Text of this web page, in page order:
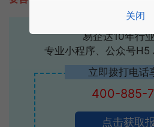
易企达10年行
专业小程序、公众号H5
立即拨打电话
400-885-
点击获取
关闭